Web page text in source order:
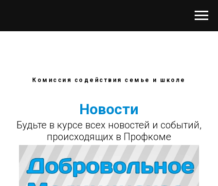
Комиссия содействия семье и школе
Новости
Будьте в курсе всех новостей и событий,
происходящих в Профкоме